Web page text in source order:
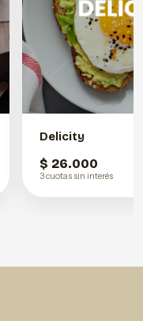
Delicity
$ 26.000
3 cuotas sin interés